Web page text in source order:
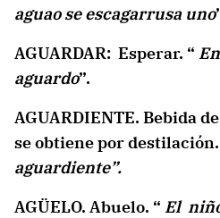
aguao se escagarrusa uno
AGUARDAR: Esperar. “
aguardo”.
AGUARDIENTE. Bebida
se obtiene por destilación.
aguardiente”.
AGÜELO. Abuelo. “ El